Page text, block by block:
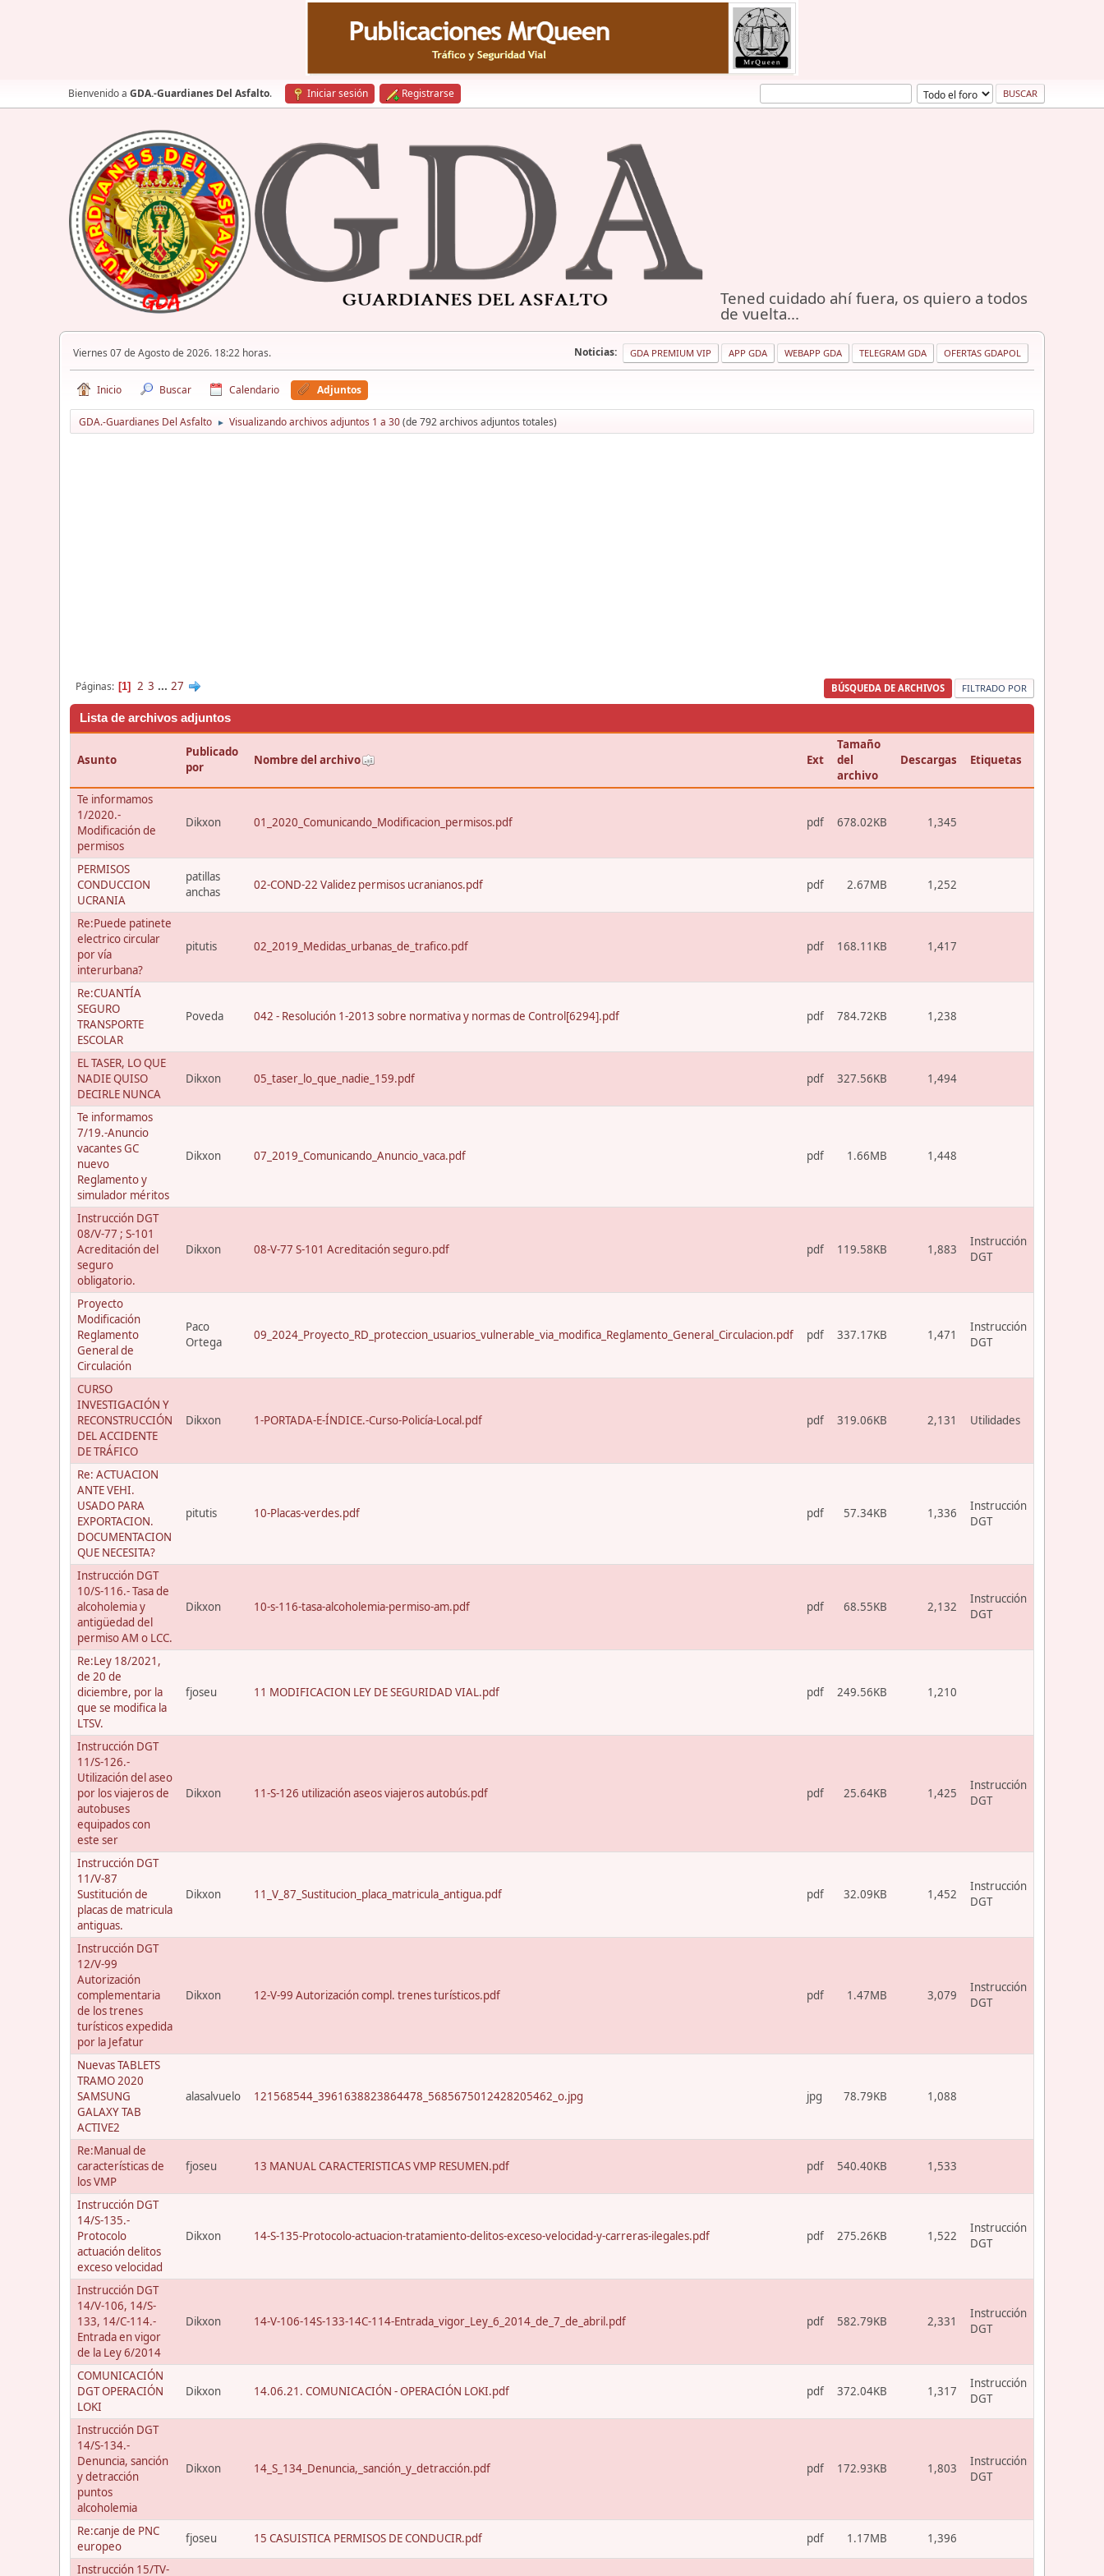
Bienvenido a GDA.-Guardianes Del Asfalto. Iniciar sesión Registrarse
Tened cuidado ahí fuera, os quiero a todos
de vuelta...
Viernes 07 de Agosto de 2026. 18:22 horas. Noticias: GDA PREMIUM VIP APP GDA WEBAPP GDA TELEGRAM GDA OFERTAS GDAPOL
Inicio Buscar Calendario Adjuntos
GDA.-Guardianes Del Asfalto ► Visualizando archivos adjuntos 1 a 30(de 792 archivos adjuntos totales)
BÚSQUEDA DE ARCHIVOS FILTRADO POR
Páginas 1 2 3 ... 27
Lista de archivos adjuntos
Asunto
Publicado
por
Nombre del archivo Ext
Tamaño
del
archivo
Descargas Etiquetas
Te informamos
1/2020.-
Modificación de
permisos
Dikxon 01_2020_Comunicando_Modificacion_permisos.pdf pdf 678.02KB 1,345
PERMISOS
CONDUCCION
UCRANIA
patillas
anchas
02-COND-22 Validez permisos ucranianos.pdf pdf 2.67MB 1,252
Re:Puede patinete
electrico circular
por vía
interurbana?
pitutis 02_2019_Medidas_urbanas_de_trafico.pdf pdf 168.11KB 1,417
Re:CUANTÍA
SEGURO
TRANSPORTE
ESCOLAR
Poveda 042 - Resolución 1-2013 sobre normativa y normas de Control[6294].pdf pdf 784.72KB 1,238
EL TASER, LO QUE
NADIE QUISO
DECIRLE NUNCA
Dikxon 05_taser_lo_que_nadie_159.pdf pdf 327.56KB 1,494
Te informamos
7/19.-Anuncio
vacantes GC
nuevo
Reglamento y
simulador méritos
Dikxon 07_2019_Comunicando_Anuncio_vaca.pdf pdf 1.66MB 1,448
Instrucción DGT
08/V-77 ; S-101
Acreditación del
seguro
obligatorio.
Dikxon 08-V-77 S-101 Acreditación seguro.pdf pdf 119.58KB 1,883
Instrucción
DGT
Proyecto
Modificación
Reglamento
General de
Circulación
Paco
Ortega
09_2024_Proyecto_RD_proteccion_usuarios_vulnerable_via_modifica_Reglamento_General_Circulacion.pdf pdf 337.17KB 1,471
Instrucción
DGT
CURSO
INVESTIGACIÓN Y
RECONSTRUCCIÓN
DEL ACCIDENTE
DE TRÁFICO
Dikxon 1-PORTADA-E-ÍNDICE.-Curso-Policía-Local.pdf pdf 319.06KB 2,131 Utilidades
Re: ACTUACION
ANTE VEHI.
USADO PARA
EXPORTACION.
DOCUMENTACION
QUE NECESITA?
pitutis 10-Placas-verdes.pdf pdf 57.34KB 1,336
Instrucción
DGT
Instrucción DGT
10/S-116.- Tasa de
alcoholemia y
antigüedad del
permiso AM o LCC.
Dikxon 10-s-116-tasa-alcoholemia-permiso-am.pdf pdf 68.55KB 2,132
Instrucción
DGT
Re:Ley 18/2021,
de 20 de
diciembre, por la
que se modifica la
LTSV.
fjoseu 11 MODIFICACION LEY DE SEGURIDAD VIAL.pdf pdf 249.56KB 1,210
Instrucción DGT
11/S-126.-
Utilización del aseo
por los viajeros de
autobuses
equipados con
este ser
Dikxon 11-S-126 utilización aseos viajeros autobús.pdf pdf 25.64KB 1,425
Instrucción
DGT
Instrucción DGT
11/V-87
Sustitución de
placas de matricula
antiguas.
Dikxon 11_V_87_Sustitucion_placa_matricula_antigua.pdf pdf 32.09KB 1,452
Instrucción
DGT
Instrucción DGT
12/V-99
Autorización
complementaria
de los trenes
turísticos expedida
por la Jefatur
Dikxon 12-V-99 Autorización compl. trenes turísticos.pdf pdf 1.47MB 3,079
Instrucción
DGT
Nuevas TABLETS
TRAMO 2020
SAMSUNG
GALAXY TAB
ACTIVE2
alasalvuelo 121568544_3961638823864478_5685675012428205462_o.jpg jpg 78.79KB 1,088
Re:Manual de
características de
los VMP
fjoseu 13 MANUAL CARACTERISTICAS VMP RESUMEN.pdf pdf 540.40KB 1,533
Instrucción DGT
14/S-135.-
Protocolo
actuación delitos
exceso velocidad
Dikxon 14-S-135-Protocolo-actuacion-tratamiento-delitos-exceso-velocidad-y-carreras-ilegales.pdf pdf 275.26KB 1,522
Instrucción
DGT
Instrucción DGT
14/V-106, 14/S-
133, 14/C-114.-
Entrada en vigor
de la Ley 6/2014
Dikxon 14-V-106-14S-133-14C-114-Entrada_vigor_Ley_6_2014_de_7_de_abril.pdf pdf 582.79KB 2,331
Instrucción
DGT
COMUNICACIÓN
DGT OPERACIÓN
LOKI
Dikxon 14.06.21. COMUNICACIÓN - OPERACIÓN LOKI.pdf pdf 372.04KB 1,317
Instrucción
DGT
Instrucción DGT
14/S-134.-
Denuncia, sanción
y detracción
puntos
alcoholemia
Dikxon 14_S_134_Denuncia,_sanción_y_detracción.pdf pdf 172.93KB 1,803
Instrucción
DGT
Re:canje de PNC
europeo
fjoseu 15 CASUISTICA PERMISOS DE CONDUCIR.pdf pdf 1.17MB 1,396
Instrucción 15/TV-